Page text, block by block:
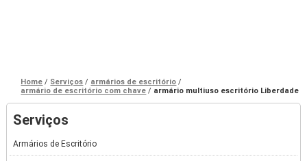
Home Serviços
armários de escritório
armário de escritório com chave
armário multiuso escritório Liberdade
Serviços
Armários de Escritório